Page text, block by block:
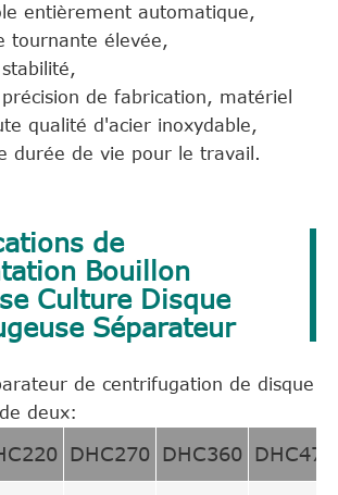
entièrement automatique,
tournante élevée,
de fabrication, matériel
qualité d'acier inoxydable,
durée de vie pour le travail.
de
Bouillon
Culture Disque
Séparateur
de centrifugation de disque
deux:
DHC270 DHC360 DHC470